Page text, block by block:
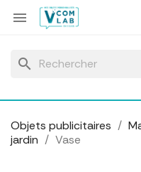

search
Objets publicitaires
jardin
Vase
Panneau de gestion des